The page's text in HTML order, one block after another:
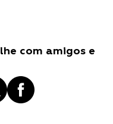
com amigos e